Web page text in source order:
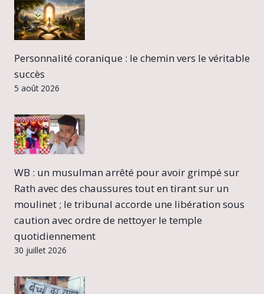
Personnalité coranique : le chemin vers le véritable
succès
5 août 2026
WB : un musulman arrêté pour avoir grimpé sur
Rath avec des chaussures tout en tirant sur un
moulinet ; le tribunal accorde une libération sous
caution avec ordre de nettoyer le temple
quotidiennement
30 juillet 2026